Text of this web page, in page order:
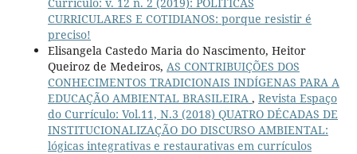
CURRICULARES E COTIDIANOS: porque resistir é
preciso!
Elisangela Castedo Maria do Nascimento, Heitor
Queiroz de Medeiros, AS CONTRIBUIÇÕES DOS
CONHECIMENTOS TRADICIONAIS INDÍGENAS PARA A
EDUCAÇÃO AMBIENTAL BRASILEIRA , Revista Espaço
do Currículo: Vol.11, N.3 (2018) QUATRO DÉCADAS DE
INSTITUCIONALIZAÇÃO DO DISCURSO AMBIENTAL:
lógicas integrativas e restaurativas em currículos